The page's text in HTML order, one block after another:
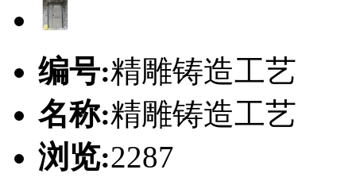
编号:精雕铸造工艺
名称:精雕铸造工艺
浏览:2287